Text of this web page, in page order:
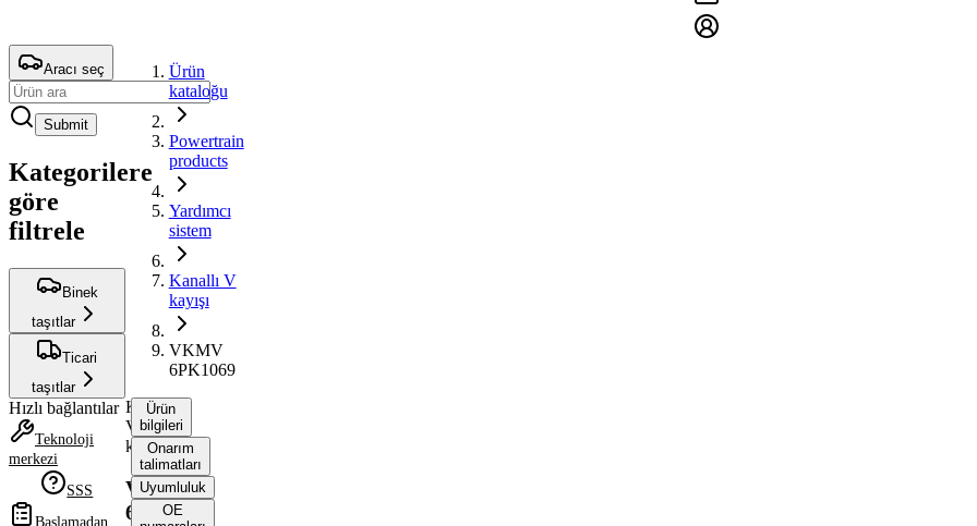
Aracı seç
Submit
Kategorilere
göre
filtrele
Binek
taşıtlar
Ticari
taşıtlar
Hızlı bağlantılar
Teknoloji
merkezi
SSS
Başlamadan
Ürün
kataloğu
Powertrain
products
Yardımcı
sistem
Kanallı V
kayışı
VKMV
6PK1069
Kanallı
V
kayışı
VKMV
6PK1069
Ürün
bilgileri
Onarım
talimatları
Uyumluluk
OE